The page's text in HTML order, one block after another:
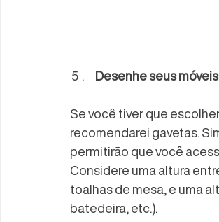
Desenhe seus
Se você tiver que
recomendarei gavetas.
permitirão que você
Considere uma altura
toalhas de mesa, e uma
batedeira, etc.).